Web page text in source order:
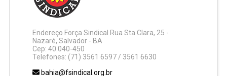
Endereço Força Sindical Rua Sta Clara, 25 -
Nazaré, Salvador - BA
Cep: 40.040-450
Telefones: (71) 3561 6597 / 3561 6630
bahia@fsindical.org.br